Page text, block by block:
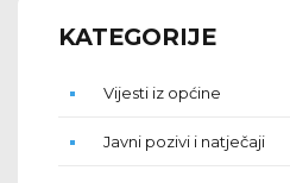
KATEGORIJE
Vijesti iz općine
Javni pozivi i natječaji